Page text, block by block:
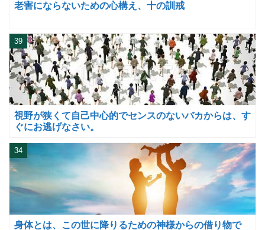
老害にならないための心構え、十の訓戒
視野が狭くて自己中心的でセンスのないバカからは、す
ぐにお逃げなさい。
39
身体とは、この世に降りるための神様からの借り物で
34